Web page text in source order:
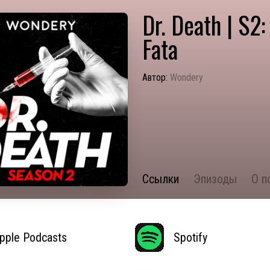
Dr. Death |
Fata
Автор: Wondery
Ссылки Эпизоды О
Podcasts Spotify